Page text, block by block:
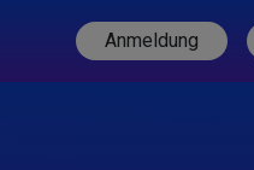
Anmeldung